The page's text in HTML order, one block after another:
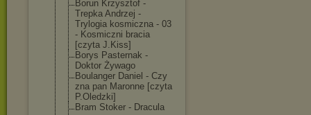
Borun Krzysztof -
Trepka Andrzej -
Trylogia kosmiczna - 03
- Kosmiczni bracia
[czyta J.Kiss]
Borys Pasternak -
Doktor Żywago
Boulanger Daniel - Czy
zna pan Maronne [czyta
P.Oledzki]
Bram Stoker - Dracula